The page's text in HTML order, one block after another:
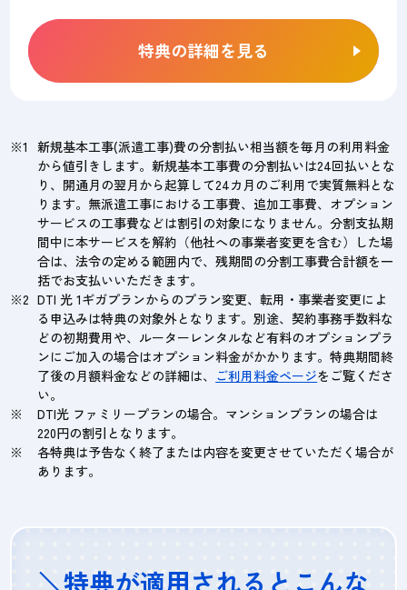
特典の詳細を見る
新規基本工事(派遣工事)費の分割払い相当額を毎月の利用料金
から値引きします。新規基本工事費の分割払いは24回払いとな
り、開通月の翌月から起算して24カ月のご利用で実質無料とな
ります。無派遣工事における工事費、追加工事費、オプション
サービスの工事費などは割引の対象になりません。分割支払期
間中に本サービスを解約（他社への事業者変更を含む）した場
合は、法令の定める範囲内で、残期間の分割工事費合計額を一
括でお支払いいただきます。
DTI 光 1ギガプランからのプラン変更、転用・事業者変更によ
る申込みは特典の対象外となります。別途、契約事務手数料な
どの初期費用や、ルーターレンタルなど有料のオプションプラ
ンにご加入の場合はオプション料金がかかります。特典期間終
了後の月額料金などの詳細は、 ご利用料金ページをご覧くださ
い。
DTI光 ファミリープランの場合。マンションプランの場合は
220円の割引となります。
各特典は予告なく終了または内容を変更させていただく場合が
あります。
＼特典が適用されるとこんな